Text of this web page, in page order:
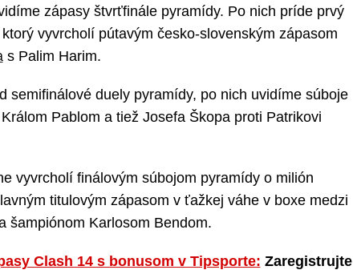
zápasy štvrťfinále pyramídy. Po nich príde prvý
vyvrcholí pútavým česko-slovenským zápasom
s Palim Harim.
semifinálové duely pyramídy, po nich uvidíme súboje
Pablom a tiež Josefa Škopa proti Patrikovi
vyvrcholí finálovým súbojom pyramídy o milión
titulovým zápasom v ťažkej váhe v boxe medzi
šampiónom Karlosom Bendom.
Clash 14 s bonusom v Tipsporte: Zaregistrujte